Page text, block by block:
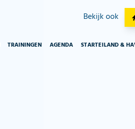
Bekijk ook
TRAININGEN AGENDA STARTEILAND &